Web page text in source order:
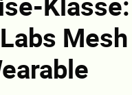
Mesh